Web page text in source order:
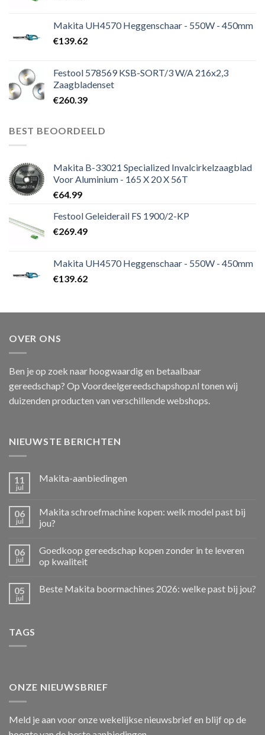
Makita UH4570 Heggenschaar - 550W - 450mm
€139.62
Festool 578569 KSB-SORT/3 W/A 216x2,3
Zaagbladenset
€260.39
BEST BEOORDEELD
Makita B-33021 Specialized Invalcirkelzaagblad
Voor Aluminium - 165 X 20 X 56T
€64.99
Festool Geleiderail FS 1900/2-KP
€269.49
Makita UH4570 Heggenschaar - 550W - 450mm
€139.62
OVER ONS
Ben je op zoek naar hoogwaardig en betaalbaar
gereedschap? Op Voordeelgereedschapshop.nl tonen wij
duizenden producten van verschillende webshops.
NIEUWSTE BERICHTEN
11
jul
Makita-aanbiedingen
06
jul
Makita schroefmachine kopen: welk model past bij
jou?
06
jul
Goedkoop gereedschap kopen zonder in te leveren
op kwaliteit
05
jul
Beste Makita boormachines 2026: welke past bij jou?
TAGS
ONZE NIEUWSBRIEF
Meld je aan voor onze wekelijkse nieuwsbrief en blijf op de